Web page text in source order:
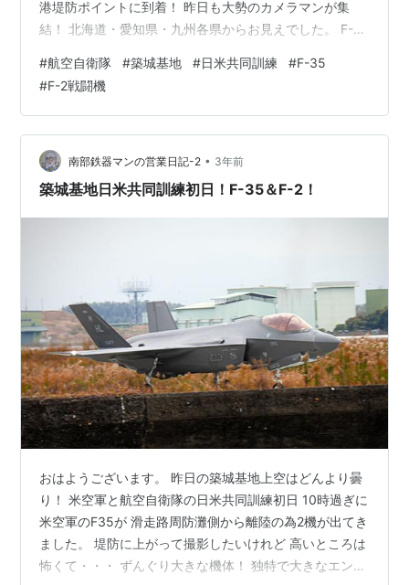
港堤防ポイントに到着！ 昨日も大勢のカメラマンが集
結！ 北海道・愛知県・九州各県からお見えでした。 F-
還！ パイロットが手を振ってくれました。 F35をもっと
写したかったのですが・・・ 私の居る時は飛ばず残念！
帰路3時間を要しますので12時45分頃撤退！ 基地を離れ
た頃にF-35が上がっていました。 14時過ぎまでいたらも
っと写せたのですが・・・！ 来週の天気の良い日にも…
#航空自衛隊 #築城基地 #日米共同訓練 #F-35
#F-2戦闘機
南部鉄器マンの営業日記-2 • 3年前
築城基地日米共同訓練初日！F-35＆F-2！
おはようございます。 昨日の築城基地上空はどんより曇
り！ 米空軍と航空自衛隊の日米共同訓練初日 10時過ぎに
米空軍のF35が 滑走路周防灘側から離陸の為2機が出てき
ました。 堤防に上がって撮影したいけれど 高いところは
怖くて・・・ ずんぐり大きな機体！ 独特で大きなエンジ